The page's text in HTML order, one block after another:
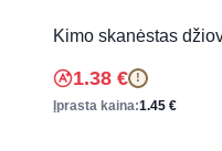
Kimo skanėstas
1.38 € !
Įprasta kaina:1.45 €